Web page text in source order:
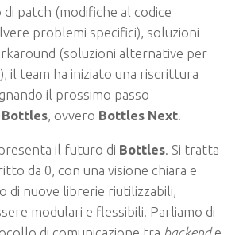
patch (modifiche al codice
problemi specifici), soluzioni
(soluzioni alternative per
il team ha iniziato una riscrittura
il prossimo passo
Bottles, ovvero Bottles Next.
il futuro di Bottles. Si tratta
da 0, con una visione chiara e
di nuove librerie riutilizzabili,
modulari e flessibili. Parliamo di